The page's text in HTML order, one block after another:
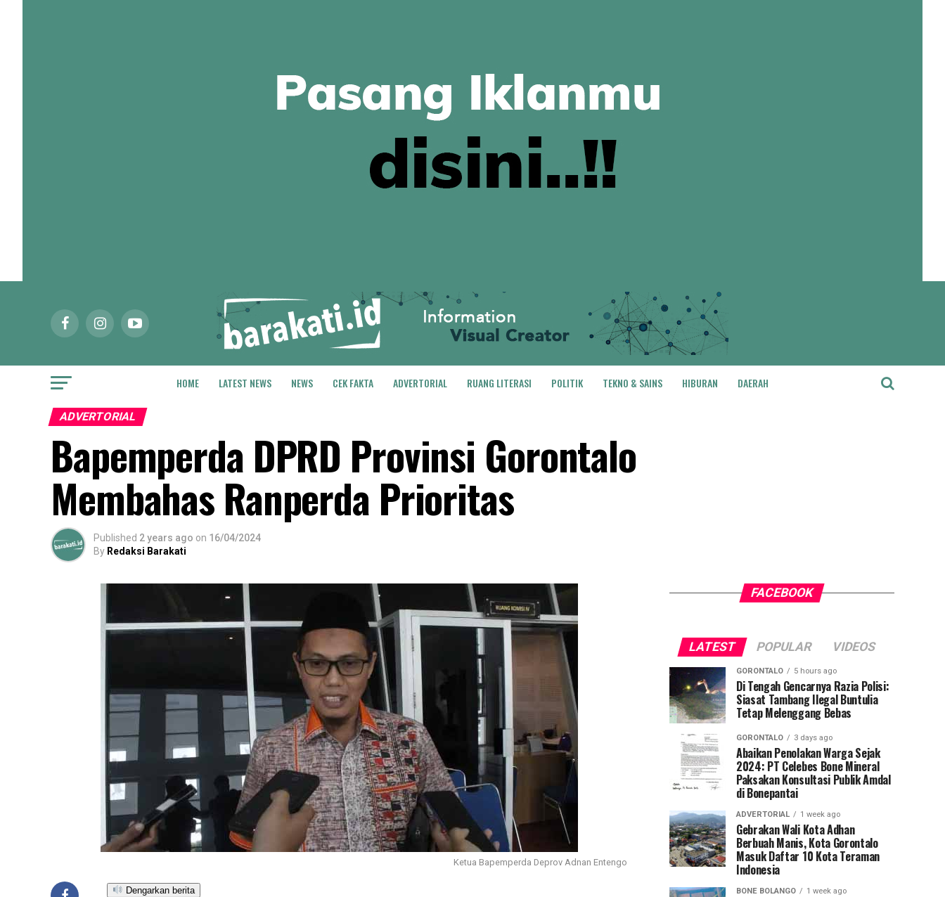
HOME LATEST NEWS NEWS CEK FAKTA ADVERTORIAL RUANG LITERASI POLITIK TEKNO & SAINS HIBURAN DAERAH
ADVERTORIAL
Bapemperda DPRD Provinsi Gorontalo
Membahas Ranperda Prioritas
Published 2 years ago on 16/04/2024
By Redaksi Barakati
Ketua Bapemperda Deprov Adnan Entengo
Dengarkan berita
FACEBOOK
LATEST POPULAR VIDEOS
GORONTALO 5 hours ago
Di Tengah Gencarnya Razia Polisi:
Siasat Tambang Ilegal Buntulia
Tetap Melenggang Bebas
GORONTALO 3 days ago
Abaikan Penolakan Warga Sejak
2024: PT Celebes Bone Mineral
Paksakan Konsultasi Publik Amdal
di Bonepantai
ADVERTORIAL 1 week ago
Gebrakan Wali Kota Adhan
Berbuah Manis, Kota Gorontalo
Masuk Daftar 10 Kota Teraman
Indonesia
BONE BOLANGO 1 week ago